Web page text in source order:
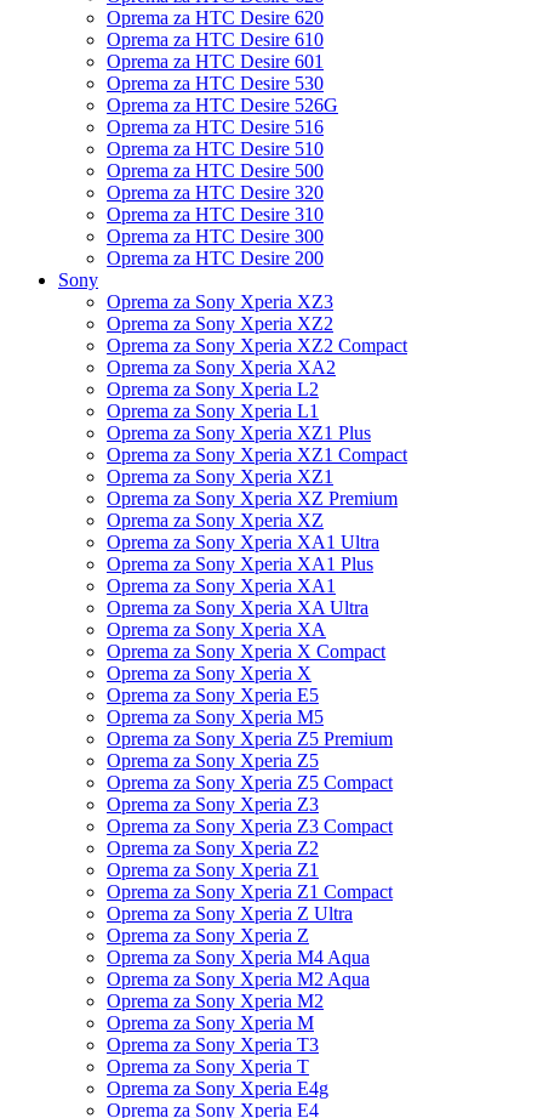
Oprema za HTC Desire 620
Oprema za HTC Desire 610
Oprema za HTC Desire 601
Oprema za HTC Desire 530
Oprema za HTC Desire 526G
Oprema za HTC Desire 516
Oprema za HTC Desire 510
Oprema za HTC Desire 500
Oprema za HTC Desire 320
Oprema za HTC Desire 310
Oprema za HTC Desire 300
Oprema za HTC Desire 200
Sony
Oprema za Sony Xperia XZ3
Oprema za Sony Xperia XZ2
Oprema za Sony Xperia XZ2 Compact
Oprema za Sony Xperia XA2
Oprema za Sony Xperia L2
Oprema za Sony Xperia L1
Oprema za Sony Xperia XZ1 Plus
Oprema za Sony Xperia XZ1 Compact
Oprema za Sony Xperia XZ1
Oprema za Sony Xperia XZ Premium
Oprema za Sony Xperia XZ
Oprema za Sony Xperia XA1 Ultra
Oprema za Sony Xperia XA1 Plus
Oprema za Sony Xperia XA1
Oprema za Sony Xperia XA Ultra
Oprema za Sony Xperia XA
Oprema za Sony Xperia X Compact
Oprema za Sony Xperia X
Oprema za Sony Xperia E5
Oprema za Sony Xperia M5
Oprema za Sony Xperia Z5 Premium
Oprema za Sony Xperia Z5
Oprema za Sony Xperia Z5 Compact
Oprema za Sony Xperia Z3
Oprema za Sony Xperia Z3 Compact
Oprema za Sony Xperia Z2
Oprema za Sony Xperia Z1
Oprema za Sony Xperia Z1 Compact
Oprema za Sony Xperia Z Ultra
Oprema za Sony Xperia Z
Oprema za Sony Xperia M4 Aqua
Oprema za Sony Xperia M2 Aqua
Oprema za Sony Xperia M2
Oprema za Sony Xperia M
Oprema za Sony Xperia T3
Oprema za Sony Xperia T
Oprema za Sony Xperia E4g
Oprema za Sony Xperia E4